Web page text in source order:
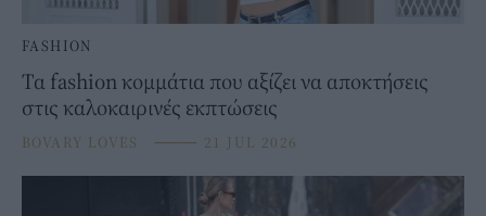
FASHION
Τα fashion κομμάτια που αξίζει να αποκτήσεις
στις καλοκαιρινές εκπτώσεις
BOVARY LOVES ⸻ 21 JUL 2026